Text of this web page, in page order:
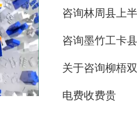
咨询林周县上
电费收费贵